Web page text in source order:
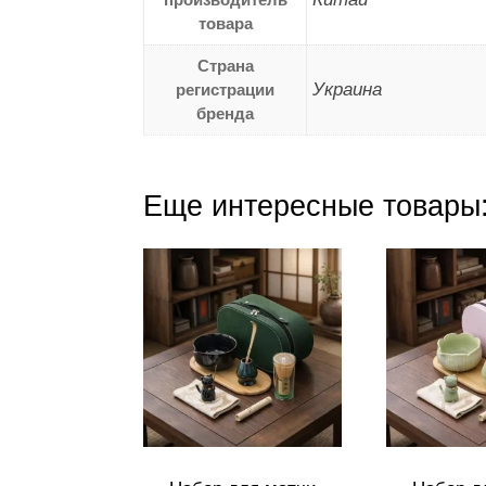
товара
Страна
регистрации
бренда
Украина
Еще интересные